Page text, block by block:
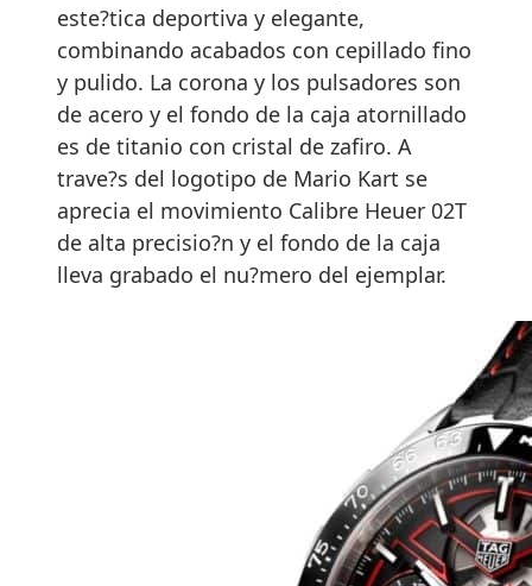
este?tica deportiva y elegante,
combinando acabados con cepillado fino
y pulido. La corona y los pulsadores son
de acero y el fondo de la caja atornillado
es de titanio con cristal de zafiro. A
trave?s del logotipo de Mario Kart se
aprecia el movimiento Calibre Heuer 02T
de alta precisio?n y el fondo de la caja
lleva grabado el nu?mero del ejemplar.